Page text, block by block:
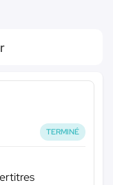
TERMINÉ